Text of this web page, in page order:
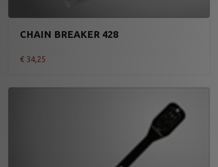
CHAIN BREAKER 428
€ 34,25